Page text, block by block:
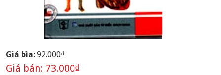
Giá bìa:92.000₫
Giá bán: 73.000₫